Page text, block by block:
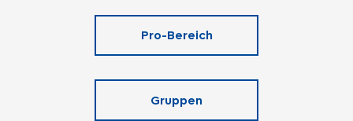
Pro-Bereich
Gruppen